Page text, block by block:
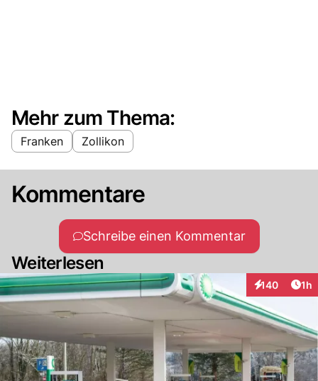
Mehr zum Thema:
Franken Zollikon
Kommentare
Schreibe einen Kommentar
Weiterlesen
140
Interaktionen
1h